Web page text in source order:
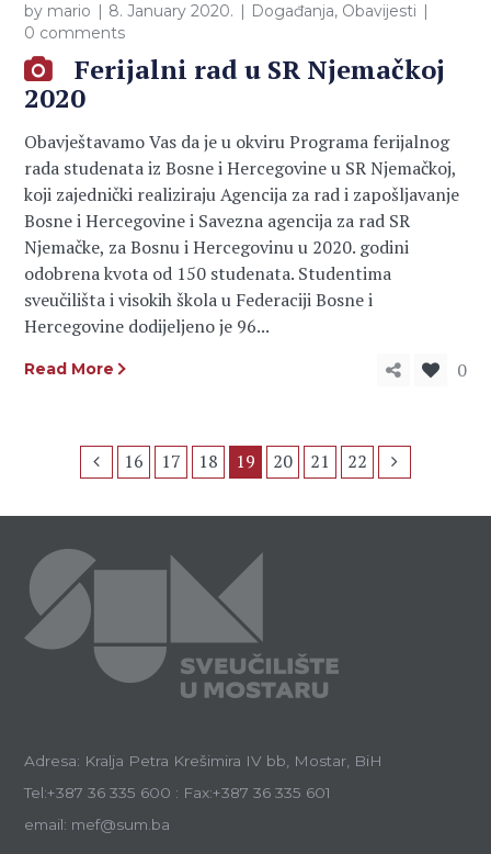
by mario 8. January 2020. Događanja, Obavijesti
0 comments
Ferijalni rad u SR Njemačkoj
2020
Obavještavamo Vas da je u okviru Programa ferijalnog
rada studenata iz Bosne i Hercegovine u SR Njemačkoj,
koji zajednički realiziraju Agencija za rad i zapošljavanje
Bosne i Hercegovine i Savezna agencija za rad SR
Njemačke, za Bosnu i Hercegovinu u 2020. godini
odobrena kvota od 150 studenata. Studentima
sveučilišta i visokih škola u Federaciji Bosne i
Hercegovine dodijeljeno je 96...
Read More 0
16 17 18 19 20 21 22
Adresa: Kralja Petra Krešimira IV bb, Mostar, BiH
Tel:+387 36 335 600 : Fax:+387 36 335 601
email: mef@sum.ba